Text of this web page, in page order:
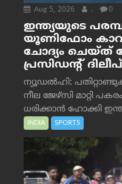
Aug 5, 2026 . 0
ഇന്ത്യയുടെ
യൂണിഫോം
ചോദ്യം ചെയ്ത്
പ്രസിഡന്റ്
ന്യൂഡൽഹി:
നീല ജേഴ്‌സി മാറ്റി
ധരിക്കാൻ ഹോക്കി
INDIA SPORTS